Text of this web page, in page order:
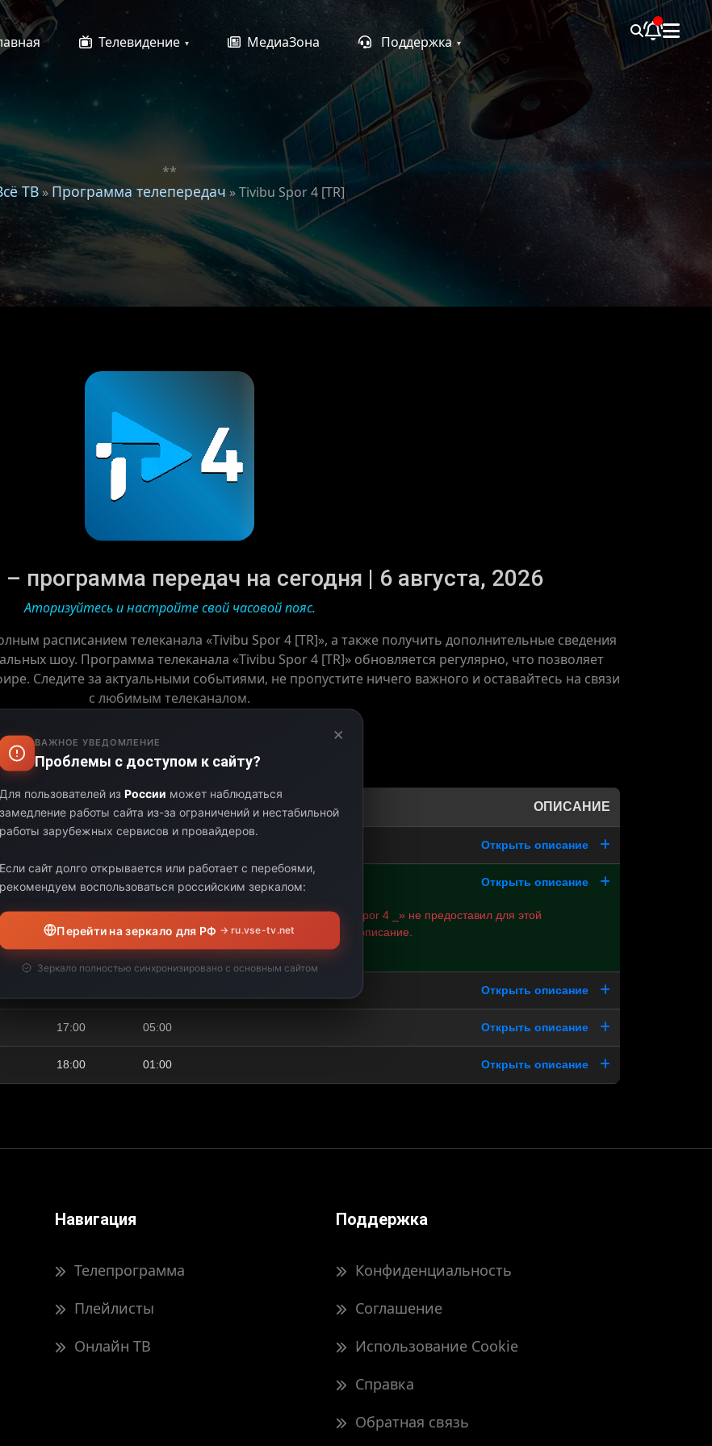
Телевидение МедиаЗона Поддержка
**
ТВ» Программа телепередач » Tivibu Spor 4 [TR]
программа передач на сегодня | 6 августа, 2026
Аторизуйтесь и настройте свой часовой пояс.
расписанием телеканала «Tivibu Spor 4 [TR]», а также получить дополнительные сведения
шоу. Программа телеканала «Tivibu Spor 4 [TR]» обновляется регулярно, что позволяет
Следите за актуальными событиями, не пропустите ничего важного и оставайтесь на связи
с любимым телеканалом.
Выберите дату:
КОНЕЦ ДЛИТЕЛЬНОСТЬ ОПИСАНИЕ
Открыть описание
Открыть описание
Канал «Tivibu Spor 4 _» не предоставил для этой
телепередачи описание.
Открыть описание
17:00 05:00 Открыть описание
18:00 01:00 Открыть описание
Навигация
Телепрограмма
Плейлисты
Онлайн ТВ
Поддержка
Конфиденциальность
Соглашение
Использование Cookie
Справка
Обратная связь
×
ВАЖНОЕ УВЕДОМЛЕНИЕ
Проблемы с доступом к сайту?
Для пользователей из России может наблюдаться
замедление работы сайта из-за ограничений и нестабильной
работы зарубежных сервисов и провайдеров.
Если сайт долго открывается или работает с перебоями,
рекомендуем воспользоваться российским зеркалом:
Перейти на зеркало для РФ → ru.vse-tv.net
Зеркало полностью синхронизировано с основным сайтом